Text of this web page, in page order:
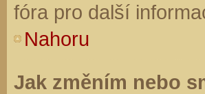
fóra pro další
Nahoru
Jak změním nebo